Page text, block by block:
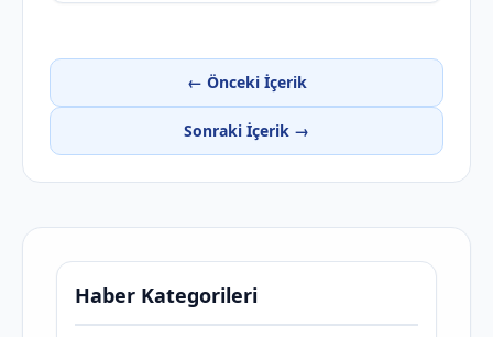
← Önceki İçerik
Sonraki İçerik →
Haber Kategorileri